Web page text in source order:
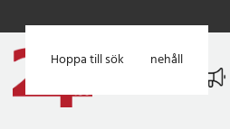
Hoppa till huvudinnehåll
Hoppa till sök